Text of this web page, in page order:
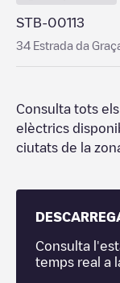
STB-00113
34 Estrada da
Consulta tots
elèctrics
ciutats de la
Consulta
temps real a